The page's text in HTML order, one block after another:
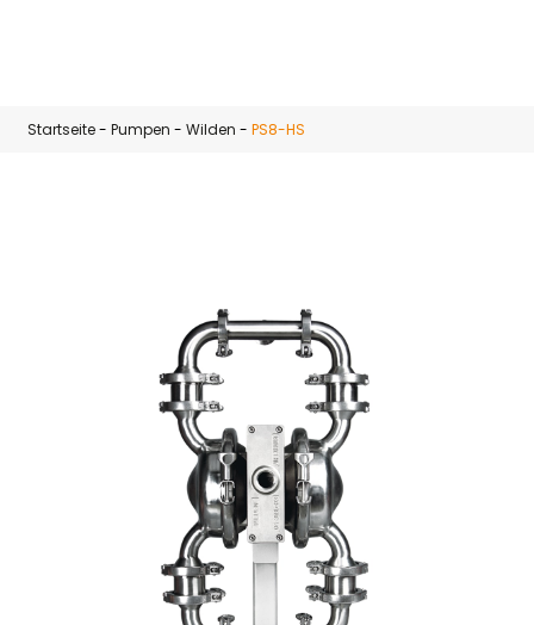
Zum Hauptinhalt springen
Startseite-Pumpen -Wilden -PS8-HS